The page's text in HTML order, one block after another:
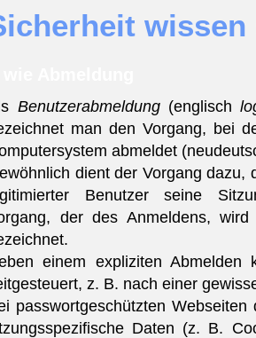
Benutzerabmeldung(englisch
man den Vorgang, bei
abmeldet
dient der Vorgang dazu,
Benutzer seine
der des Anmeldens,
einem expliziten Abmelden
z. B. nach einer
passwortgeschützten
Daten (z. B.